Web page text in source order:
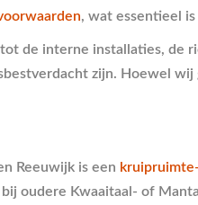
, wat essentieel
de interne installaties, de
zijn. Hoewel
Reeuwijk is een
oudere Kwaaitaal- of